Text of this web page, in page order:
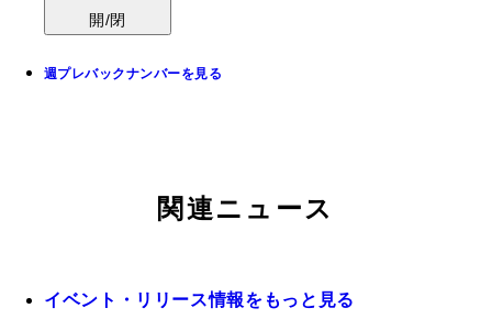
開/閉
週プレバックナンバーを見る
関連ニュース
イベント・リリース情報をもっと見る